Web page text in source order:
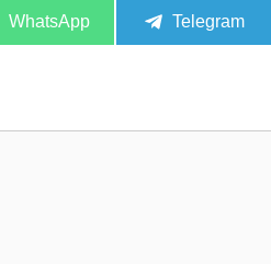
Compartir
WhatsApp
Compartir
Telegram